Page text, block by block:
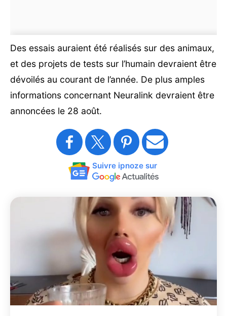
Des essais auraient été réalisés sur des animaux,
et des projets de tests sur l’humain devraient être
dévoilés au courant de l’année. De plus amples
informations concernant Neuralink devraient être
annoncées le 28 août.
Suivre ipnoze sur